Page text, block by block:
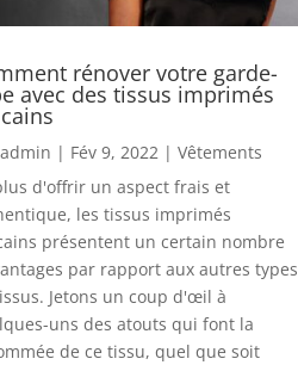
rénover votre garde-
avec des tissus imprimés
admin | Fév 9, 2022 | Vêtements
d'offrir un aspect frais et
les tissus imprimés
présentent un certain nombre
par rapport aux autres types
Jetons un coup d'œil à
uns des atouts qui font la
de ce tissu, quel que soit